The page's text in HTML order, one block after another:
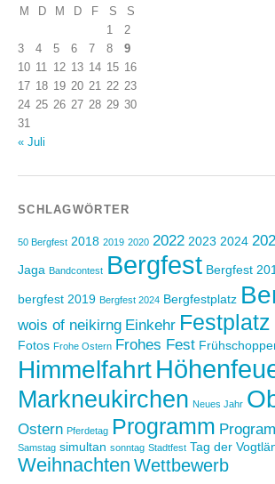
M D M D F S
S
1
2
3
4 5 6 7 8
9
10 11 12 13 14 15 16
17 18 19 20 21 22 23
24 25 26 27 28 29 30
31
« Juli
SCHLAGWÖRTER
50 Bergfest 2018 2019 2020 2022 2023 2024
Jaga Bandcontest Bergfest Bergfest
bergfest 2019 Bergfest 2024 Bergfestplatz
wois of neikirng Einkehr
Fotos Frohe Ostern Frohes Fest
Himmelfahrt
Markneukirchen Neues Jahr
Ostern Pferdetag Programm
Samstag simultan sonntag Stadtfest Tag der
Weihnachten Wettbewerb